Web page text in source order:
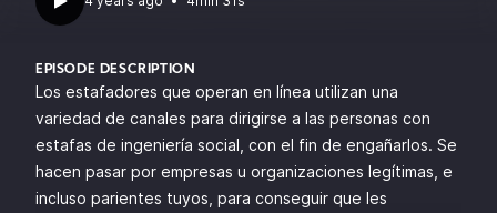
EPISODE DESCRIPTION
Los estafadores que operan en línea utilizan una
variedad de canales para dirigirse a las personas con
estafas de ingeniería social, con el fin de engañarlos. Se
hacen pasar por empresas u organizaciones legítimas, e
incluso parientes tuyos, para conseguir que les